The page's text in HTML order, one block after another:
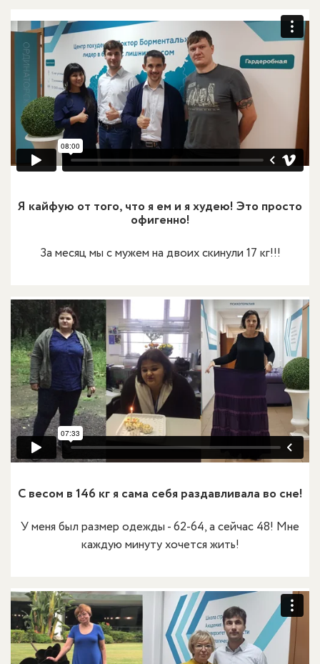
Я кайфую от того, что я ем и я худею! Это просто
офигенно!
За месяц мы с мужем на двоих скинули 17 кг!!!
C весом в 146 кг я сама себя раздавливала во сне!
У меня был размер одежды - 62-64, а сейчас 48! Мне
каждую минуту хочется жить!